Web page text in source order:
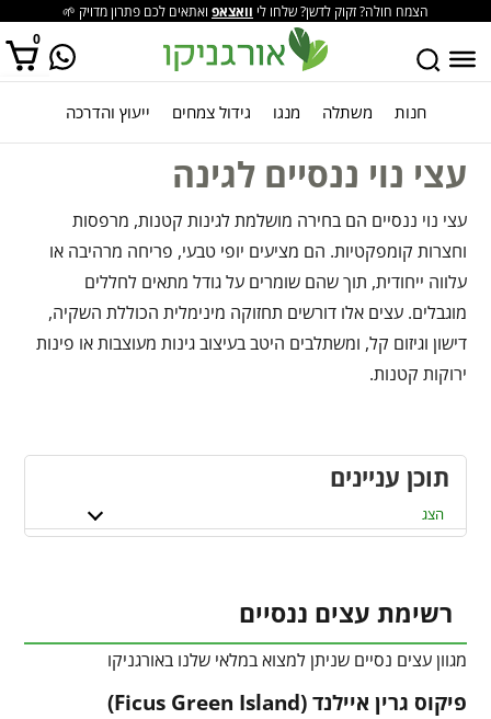
הצמח חולה? זקוק לדשן? שלחו לי וואצאפ ואתאים לכם פתרון מדויק 🌱
0
אין מוצרים בסל הקניות. חנות משתלה מנגו גידול צמחים ייעוץ והדרכה
עצי נוי ננסיים לגינה
עצי נוי ננסיים הם בחירה מושלמת לגינות קטנות, מרפסות
וחצרות קומפקטיות. הם מציעים יופי טבעי, פריחה מרהיבה או
עלווה ייחודית, תוך שהם שומרים על גודל מתאים לחללים
מוגבלים. עצים אלו דורשים תחזוקה מינימלית הכוללת השקיה,
דישון וגיזום קל, ומשתלבים היטב בעיצוב גינות מעוצבות או פינות
ירוקות קטנות.
תוכן עניינים
הצג
רשימת עצים ננסיים
מגוון עצים נסיים שניתן למצוא במלאי שלנו באורגניקו
פיקוס גרין איילנד (Ficus Green Island)